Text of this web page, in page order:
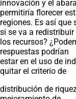
innovación y el
permitiría florecer
regiones. Es así que
si se va a redistribuir
los recursos?
respuestas podrían
estar en el uso de
quitar el criterio de
distribución de